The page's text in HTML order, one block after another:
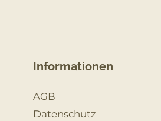
Informationen
AGB
Datenschutz